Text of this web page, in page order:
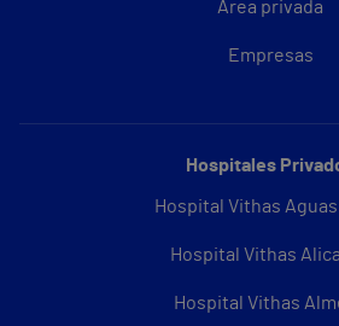
Área privada
Empresas
Hospitales
Hospital Vithas
Hospital Vithas
Hospital Vithas